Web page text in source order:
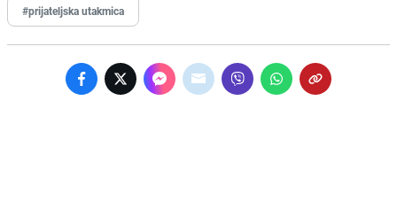
#prijateljska utakmica